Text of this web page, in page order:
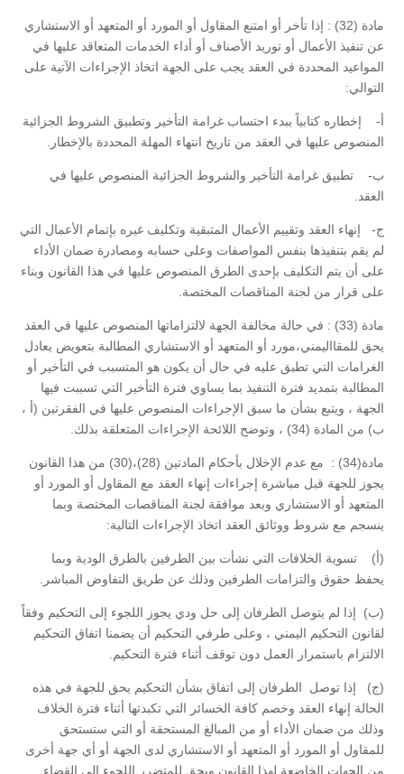
مادة (32) : إذا تأخر أو امتنع المقاول أو المورد أو المتعهد أو الاستشاري
عن تنفيذ الأعمال أو توريد الأصناف أو أداء الخدمات المتعاقد عليها في
المواعيد المحددة في العقد يجب على الجهة اتخاذ الإجراءات الآتية على
التوالي:
‌أ- إخطاره كتابياً ببدء احتساب غرامة التأخير وتطبيق الشروط الجزائية
المنصوص عليها في العقد من تاريخ انتهاء المهلة المحددة بالإخطار.
‌ب- تطبيق غرامة التأخير والشروط الجزائية المنصوص عليها في
العقد.
‌ج- إنهاء العقد وتقييم الأعمال المتبقية وتكليف غيره بإتمام الأعمال التي
لم يقم بتنفيذها بنفس المواصفات وعلى حسابه ومصادرة ضمان الأداء
على أن يتم التكليف بإحدى الطرق المنصوص عليها في هذا القانون وبناء
على قرار من لجنة المناقصات المختصة.
مادة (33) : في حالة مخالفة الجهة لالتزاماتها المنصوص عليها في العقد
يحق للمقااليمني،مورد أو المتعهد أو الاستشاري المطالبة بتعويض يعادل
الغرامات التي تطبق عليه في حال أن يكون هو المتسبب في التأخير أو
المطالبة بتمديد فترة التنفيذ بما يساوي فترة التأخير التي تسببت فيها
الجهة ، ويتبع بشأن ما سبق الإجراءات المنصوص عليها في الفقرتين (أ ،
ب) من المادة (34) ، وتوضح اللائحة الإجراءات المتعلقة بذلك.
مادة(34) : مع عدم الإخلال بأحكام المادتين (28)،(30) من هذا القانون
يجوز للجهة قبل مباشرة إجراءات إنهاء العقد مع المقاول أو المورد أو
المتعهد أو الاستشاري وبعد موافقة لجنة المناقصات المختصة وبما
ينسجم مع شروط ووثائق العقد اتخاذ الإجراءات التالية:
(‌أ) تسوية الخلافات التي نشأت بين الطرفين بالطرق الودية وبما
يحفظ حقوق والتزامات الطرفين وذلك عن طريق التفاوض المباشر.
(‌ب) إذا لم يتوصل الطرفان إلى حل ودي يجوز اللجوء إلى التحكيم وفقاً
لقانون التحكيم اليمني ، وعلى طرفي التحكيم أن يضمنا اتفاق التحكيم
الالتزام باستمرار العمل دون توقف أثناء فترة التحكيم.
(‌ج) إذا توصل الطرفان إلى اتفاق بشأن التحكيم يحق للجهة في هذه
الحالة إنهاء العقد وخصم كافة الخسائر التي تكبدتها أثناء فترة الخلاف
وذلك من ضمان الأداء أو من المبالغ المستحقة أو التي ستستحق
للمقاول أو المورد أو المتعهد أو الاستشاري لدى الجهة أو أي جهة أخرى
من الجهات الخاضعة لهذا القانون ويحق للمتضرر اللجوء إلى القضاء.